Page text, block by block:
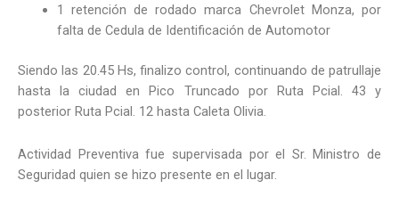
1 retención de rodado marca Chevrolet Monza, por
falta de Cedula de Identificación de Automotor
Siendo las 20.45 Hs, finalizo control, continuando de patrullaje
hasta la ciudad en Pico Truncado por Ruta Pcial. 43 y
posterior Ruta Pcial. 12 hasta Caleta Olivia.
Actividad Preventiva fue supervisada por el Sr. Ministro de
Seguridad quien se hizo presente en el lugar.